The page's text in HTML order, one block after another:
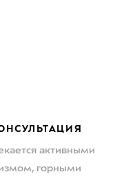
активными
горными